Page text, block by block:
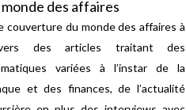
monde des affaires
couverture du monde des affaires à
des articles traitant des
variées à l’instar de la
et des finances, de l’actualité